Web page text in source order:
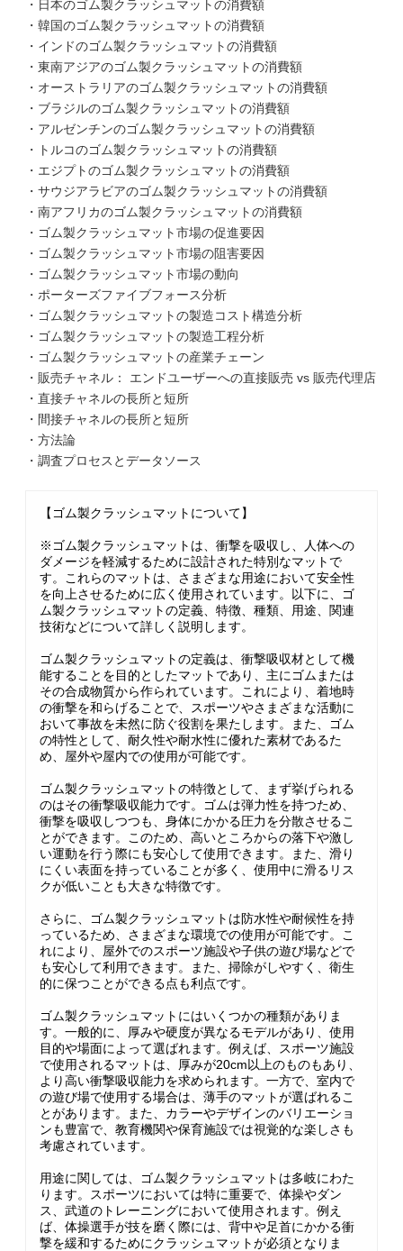
・日本のゴム製クラッシュマットの消費額
・韓国のゴム製クラッシュマットの消費額
・インドのゴム製クラッシュマットの消費額
・東南アジアのゴム製クラッシュマットの消費額
・オーストラリアのゴム製クラッシュマットの消費額
・ブラジルのゴム製クラッシュマットの消費額
・アルゼンチンのゴム製クラッシュマットの消費額
・トルコのゴム製クラッシュマットの消費額
・エジプトのゴム製クラッシュマットの消費額
・サウジアラビアのゴム製クラッシュマットの消費額
・南アフリカのゴム製クラッシュマットの消費額
・ゴム製クラッシュマット市場の促進要因
・ゴム製クラッシュマット市場の阻害要因
・ゴム製クラッシュマット市場の動向
・ポーターズファイブフォース分析
・ゴム製クラッシュマットの製造コスト構造分析
・ゴム製クラッシュマットの製造工程分析
・ゴム製クラッシュマットの産業チェーン
・販売チャネル： エンドユーザーへの直接販売 vs 販売代理店
・直接チャネルの長所と短所
・間接チャネルの長所と短所
・方法論
・調査プロセスとデータソース
【ゴム製クラッシュマットについて】
※ゴム製クラッシュマットは、衝撃を吸収し、人体への
ダメージを軽減するために設計された特別なマットで
す。これらのマットは、さまざまな用途において安全性
を向上させるために広く使用されています。以下に、ゴ
ム製クラッシュマットの定義、特徴、種類、用途、関連
技術などについて詳しく説明します。
ゴム製クラッシュマットの定義は、衝撃吸収材として機
能することを目的としたマットであり、主にゴムまたは
その合成物質から作られています。これにより、着地時
の衝撃を和らげることで、スポーツやさまざまな活動に
おいて事故を未然に防ぐ役割を果たします。また、ゴム
の特性として、耐久性や耐水性に優れた素材であるた
め、屋外や屋内での使用が可能です。
ゴム製クラッシュマットの特徴として、まず挙げられる
のはその衝撃吸収能力です。ゴムは弾力性を持つため、
衝撃を吸収しつつも、身体にかかる圧力を分散させるこ
とができます。このため、高いところからの落下や激し
い運動を行う際にも安心して使用できます。また、滑り
にくい表面を持っていることが多く、使用中に滑るリス
クが低いことも大きな特徴です。
さらに、ゴム製クラッシュマットは防水性や耐候性を持
っているため、さまざまな環境での使用が可能です。こ
れにより、屋外でのスポーツ施設や子供の遊び場などで
も安心して利用できます。また、掃除がしやすく、衛生
的に保つことができる点も利点です。
ゴム製クラッシュマットにはいくつかの種類がありま
す。一般的に、厚みや硬度が異なるモデルがあり、使用
目的や場面によって選ばれます。例えば、スポーツ施設
で使用されるマットは、厚みが20cm以上のものもあり、
より高い衝撃吸収能力を求められます。一方で、室内で
の遊び場で使用する場合は、薄手のマットが選ばれるこ
とがあります。また、カラーやデザインのバリエーショ
ンも豊富で、教育機関や保育施設では視覚的な楽しさも
考慮されています。
用途に関しては、ゴム製クラッシュマットは多岐にわた
ります。スポーツにおいては特に重要で、体操やダン
ス、武道のトレーニングにおいて使用されます。例え
ば、体操選手が技を磨く際には、背中や足首にかかる衝
撃を緩和するためにクラッシュマットが必須となりま